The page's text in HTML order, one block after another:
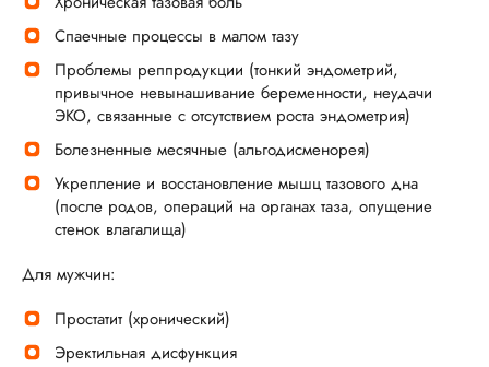
Спаечные процессы в малом тазу
Проблемы реппродукции (тонкий эндометрий,
привычное невынашивание беременности, неудачи
ЭКО, связанные с отсутствием роста эндометрия)
Болезненные месячные (альгодисменорея)
Укрепление и восстановление мышц тазового дна
(после родов, операций на органах таза, опущение
стенок влагалища)
Для мужчин:
Простатит (хронический)
Эректильная дисфункция